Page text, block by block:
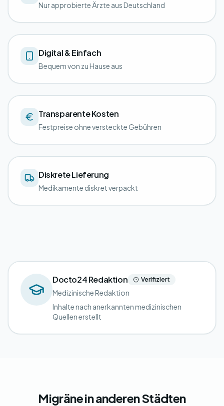
Nur approbierte Ärzte aus Deutschland
Digital & Einfach
Bequem von zu Hause aus
Transparente Kosten
Festpreise ohne versteckte Gebühren
Diskrete Lieferung
Medikamente diskret verpackt
Docto24 Redaktion Verifiziert
Medizinische Redaktion
Inhalte nach anerkannten medizinischen
Quellen erstellt
Migräne in anderen Städten